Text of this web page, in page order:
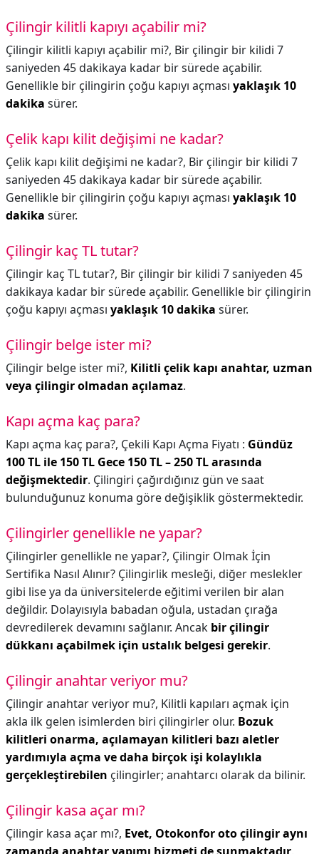
Çilingir kilitli kapıyı açabilir mi?
Çilingir kilitli kapıyı açabilir mi?, Bir çilingir bir kilidi 7
saniyeden 45 dakikaya kadar bir sürede açabilir.
Genellikle bir çilingirin çoğu kapıyı açması yaklaşık 10
dakika sürer.
Çelik kapı kilit değişimi ne kadar?
Çelik kapı kilit değişimi ne kadar?, Bir çilingir bir kilidi 7
saniyeden 45 dakikaya kadar bir sürede açabilir.
Genellikle bir çilingirin çoğu kapıyı açması yaklaşık 10
dakika sürer.
Çilingir kaç TL tutar?
Çilingir kaç TL tutar?, Bir çilingir bir kilidi 7 saniyeden 45
dakikaya kadar bir sürede açabilir. Genellikle bir çilingirin
çoğu kapıyı açması yaklaşık 10 dakika sürer.
Çilingir belge ister mi?
Çilingir belge ister mi?, Kilitli çelik kapı anahtar, uzman
veya çilingir olmadan açılamaz.
Kapı açma kaç para?
Kapı açma kaç para?, Çekili Kapı Açma Fiyatı : Gündüz
100 TL ile 150 TL Gece 150 TL – 250 TL arasında
değişmektedir. Çilingiri çağırdığınız gün ve saat
bulunduğunuz konuma göre değişiklik göstermektedir.
Çilingirler genellikle ne yapar?
Çilingirler genellikle ne yapar?, Çilingir Olmak İçin
Sertifika Nasıl Alınır? Çilingirlik mesleği, diğer meslekler
gibi lise ya da üniversitelerde eğitimi verilen bir alan
değildir. Dolayısıyla babadan oğula, ustadan çırağa
devredilerek devamını sağlanır. Ancak bir çilingir
dükkanı açabilmek için ustalık belgesi gerekir.
Çilingir anahtar veriyor mu?
Çilingir anahtar veriyor mu?, Kilitli kapıları açmak için
akla ilk gelen isimlerden biri çilingirler olur. Bozuk
kilitleri onarma, açılamayan kilitleri bazı aletler
yardımıyla açma ve daha birçok işi kolaylıkla
gerçekleştirebilen çilingirler; anahtarcı olarak da bilinir.
Çilingir kasa açar mı?
Çilingir kasa açar mı?, Evet, Otokonfor oto çilingir aynı